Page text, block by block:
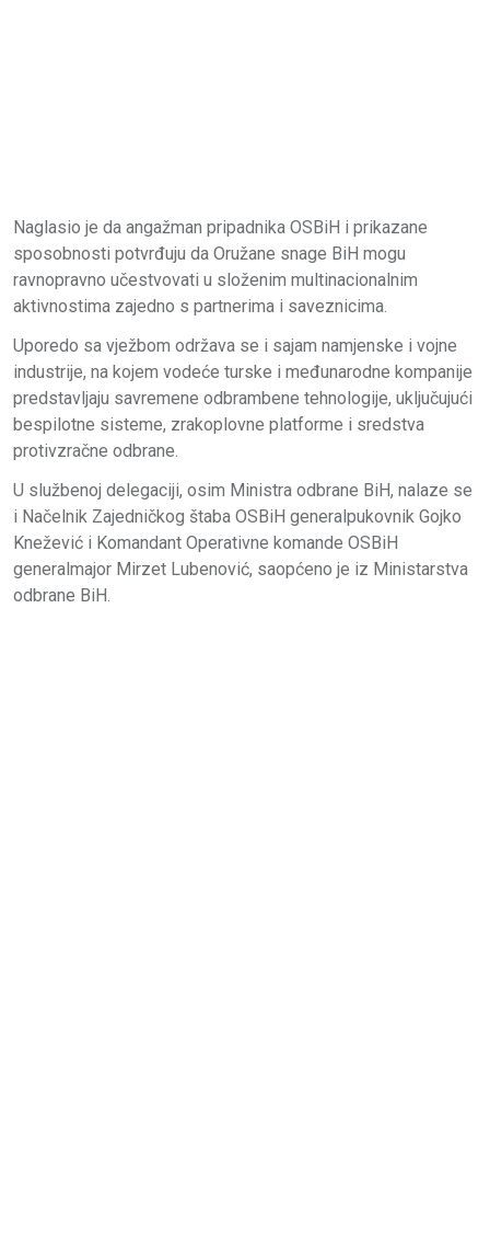
Naglasio je da angažman pripadnika OSBiH i prikazane
sposobnosti potvrđuju da Oružane snage BiH mogu
ravnopravno učestvovati u složenim multinacionalnim
aktivnostima zajedno s partnerima i saveznicima.
Uporedo sa vježbom održava se i sajam namjenske i vojne
industrije, na kojem vodeće turske i međunarodne kompanije
predstavljaju savremene odbrambene tehnologije, uključujući
bespilotne sisteme, zrakoplovne platforme i sredstva
protivzračne odbrane.
U službenoj delegaciji, osim Ministra odbrane BiH, nalaze se
i Načelnik Zajedničkog štaba OSBiH generalpukovnik Gojko
Knežević i Komandant Operativne komande OSBiH
generalmajor Mirzet Lubenović, saopćeno je iz Ministarstva
odbrane BiH.